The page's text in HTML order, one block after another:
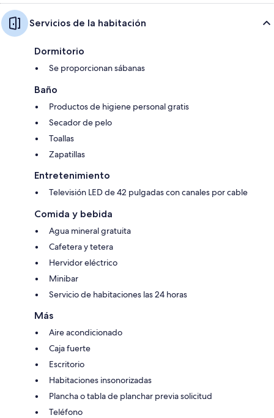
Servicios de la habitación
Dormitorio
Se proporcionan sábanas
Baño
Productos de higiene personal gratis
Secador de pelo
Toallas
Zapatillas
Entretenimiento
Televisión LED de 42 pulgadas con canales por cable
Comida y bebida
Agua mineral gratuita
Cafetera y tetera
Hervidor eléctrico
Minibar
Servicio de habitaciones las 24 horas
Más
Aire acondicionado
Caja fuerte
Escritorio
Habitaciones insonorizadas
Plancha o tabla de planchar previa solicitud
Teléfono